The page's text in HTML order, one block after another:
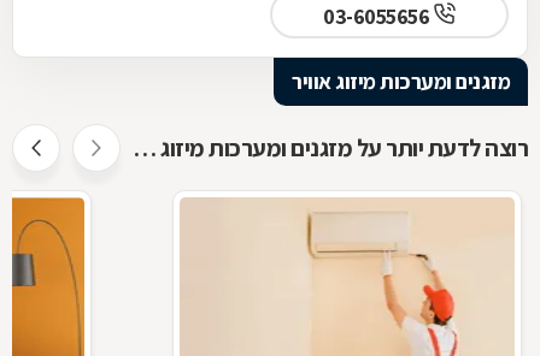
מזגנים ומערכות מיזוג אוויר
רוצה לדעת יותר על מזגנים ומערכות מיזוג אוויר ?